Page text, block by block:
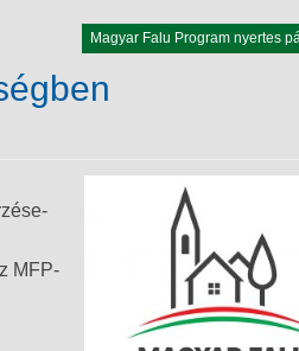
Magyar Falu Program nyertes
MFP-